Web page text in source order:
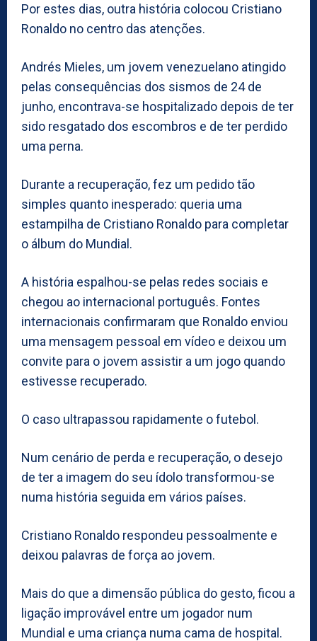
Por estes dias, outra história colocou Cristiano
Ronaldo no centro das atenções.
Andrés Mieles, um jovem venezuelano atingido
pelas consequências dos sismos de 24 de
junho, encontrava-se hospitalizado depois de ter
sido resgatado dos escombros e de ter perdido
uma perna.
Durante a recuperação, fez um pedido tão
simples quanto inesperado: queria uma
estampilha de Cristiano Ronaldo para completar
o álbum do Mundial.
A história espalhou-se pelas redes sociais e
chegou ao internacional português. Fontes
internacionais confirmaram que Ronaldo enviou
uma mensagem pessoal em vídeo e deixou um
convite para o jovem assistir a um jogo quando
estivesse recuperado.
O caso ultrapassou rapidamente o futebol.
Num cenário de perda e recuperação, o desejo
de ter a imagem do seu ídolo transformou-se
numa história seguida em vários países.
Cristiano Ronaldo respondeu pessoalmente e
deixou palavras de força ao jovem.
Mais do que a dimensão pública do gesto, ficou a
ligação improvável entre um jogador num
Mundial e uma criança numa cama de hospital.